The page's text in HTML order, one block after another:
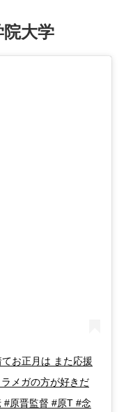
大学
お正月は また応援
メガの方が好きだ
#原晋監督 #原T #念